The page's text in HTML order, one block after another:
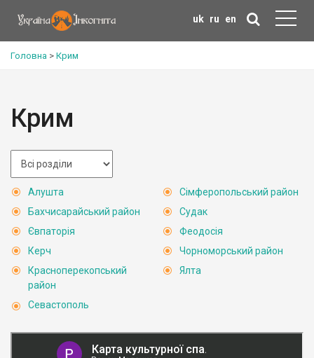
uk ru en
Головна > Крим
Крим
Алушта
Бахчисарайський район
Євпаторія
Керч
Красноперекопський
район
Севастополь
Сімферопольський район
Судак
Феодосія
Чорноморський район
Ялта